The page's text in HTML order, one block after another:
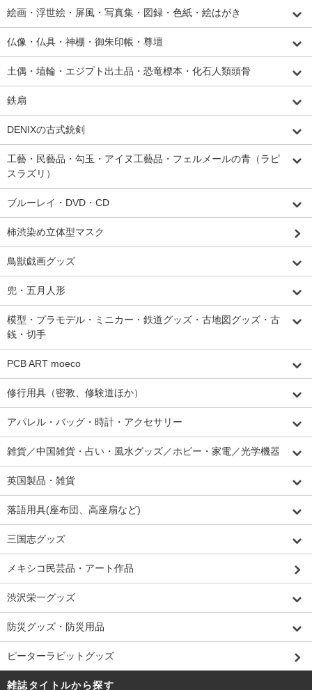
絵画・浮世絵・屏風・写真集・図録・色紙・絵はがき
仏像・仏具・神棚・御朱印帳・尊壇
土偶・埴輪・エジプト出土品・恐竜標本・化石人類頭骨
鉄扇
DENIXの古式銃剣
工藝・民藝品・勾玉・アイヌ工藝品・フェルメールの青（ラピ
スラズリ）
ブルーレイ・DVD・CD
柿渋染め立体型マスク
鳥獣戯画グッズ
兜・五月人形
模型・プラモデル・ミニカー・鉄道グッズ・古地図グッズ・古
銭・切手
PCB ART moeco
修行用具（密教、修験道ほか）
アパレル・バッグ・時計・アクセサリー
雑貨／中国雑貨・占い・風水グッズ／ホビー・家電／光学機器
英国製品・雑貨
落語用具(座布団、高座扇など)
三国志グッズ
メキシコ民芸品・アート作品
渋沢栄一グッズ
防災グッズ・防災用品
ピーターラビットグッズ
雑誌タイトルから探す